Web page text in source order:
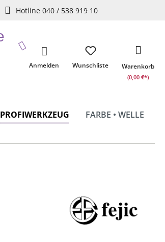
Hotline 040 / 538 919 10
Wunschliste
Anmelden Warenkorb
(0,00 €*)
PROFIWERKZEUG
FARBE • WELLE